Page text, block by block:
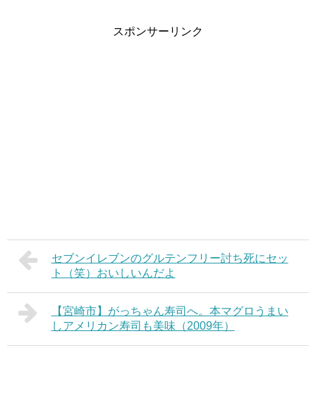
スポンサーリンク
セブンイレブンのグルテンフリー討ち死にセッ
ト（笑）おいしいんだよ
【宮崎市】がっちゃん寿司へ。本マグロうまい
しアメリカン寿司も美味（2009年）